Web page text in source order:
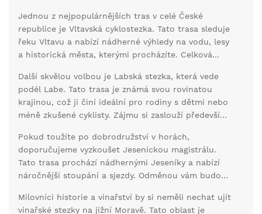
Jednou z nejpopulárnějších tras v celé České
republice je Vltavská cyklostezka. Tato trasa sleduje
řeku Vltavu a nabízí nádherné výhledy na vodu, lesy
a historická města, kterými procházíte. Celková
pro kratší výlety, tak pro delší cykloturistické
dovolené. Zastávky v Praze, Českém Krumlově a
Hluboké nad Vltavou jsou jen několika z mnoha
míst, která byste neměli minout.
Další skvělou volbou je Labská stezka, která vede
podél Labe. Tato trasa je známá svou rovinatou
krajinou, což ji činí ideální pro rodiny s dětmi nebo
méně zkušené cyklisty. Zájmu si zaslouží především
Německo, kde se napojuje na německé cyklotrasy.
Pokud toužíte po dobrodružství v horách,
doporučujeme vyzkoušet Jesenickou magistrálu.
Tato trasa prochází nádhernými Jeseníky a nabízí
náročnější stoupání a sjezdy. Odměnou vám budou
chatách. Určitě navštivte Karlovu Studánku a
Milovníci historie a vinařství by si neměli nechat ujít
vinařské stezky na jižní Moravě. Tato oblast je